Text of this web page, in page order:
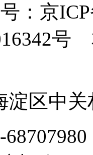
：京
区中